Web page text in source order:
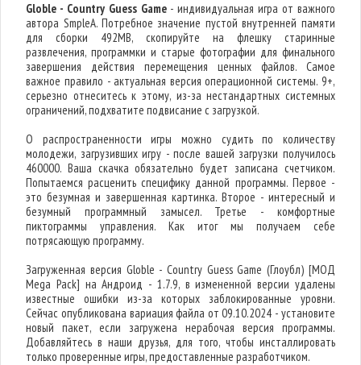
Globle - Country Guess Game- индивидуальная игра от важного
автора SmpleA. Потребное значение пустой внутренней памяти
для сборки 492MB, скопируйте на флешку старинные
развлечения, программки и старые фотографии для финального
завершения действия перемещения ценных файлов. Самое
важное правило - актуальная версия операционной системы. 9+,
серьезно отнеситесь к этому, из-за нестандартных системных
ограничений, подхватите подвисание с загрузкой.
О распространенности игры можно судить по количеству
молодежи, загрузивших игру - после вашей загрузки получилось
460000. Ваша скачка обязательно будет записана счетчиком.
Попытаемся расценить специфику данной программы. Первое -
это безумная и завершенная картинка. Второе - интересный и
безумный программный замысел. Третье - комфортные
пиктограммы управления. Как итог мы получаем себе
потрясающую программу.
Загруженная версия Globle - Country Guess Game (Глоубл) [МОД
Mega Pack] на Андроид - 1.7.9, в измененной версии удалены
известные ошибки из-за которых заблокированные уровни.
Сейчас опубликована вариация файла от 09.10.2024 - установите
новый пакет, если загружена нерабочая версия программы.
Добавляйтесь в наши друзья, для того, чтобы инсталлировать
только проверенные игры, предоставленные разработчиком.